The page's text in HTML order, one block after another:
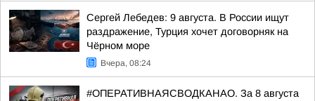
Сергей Лебедев: 9 августа. В России ищут
раздражение, Турция хочет договорняк на
Чёрном море
Вчера, 08:24
#ОПЕРАТИВНАЯСВОДКАНАО. За 8 августа